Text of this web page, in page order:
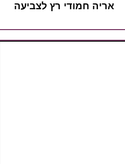
אריה חמודי רץ לצביעה